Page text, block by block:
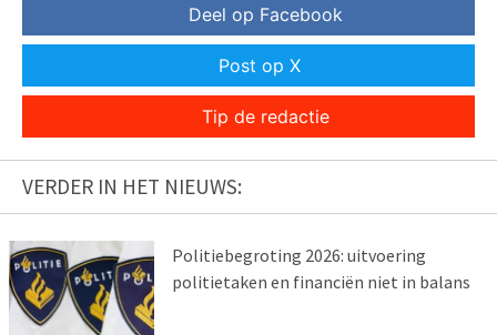
Deel op Facebook
Post op X
Tip de redactie
VERDER IN HET NIEUWS:
Politiebegroting 2026: uitvoering
politietaken en financiën niet in balans